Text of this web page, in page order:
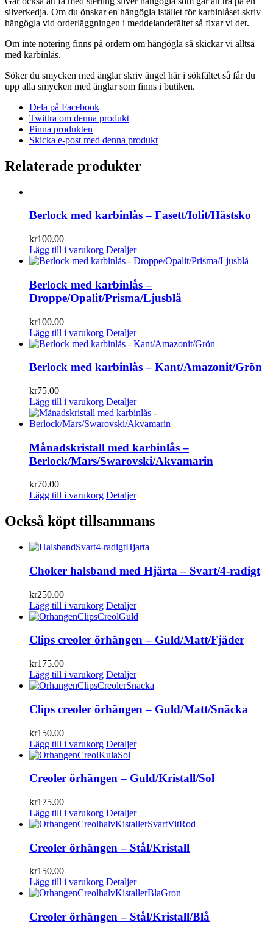
silverkedja. Om du önskar en hängögla istället för karbinlåset skriv
hängögla vid orderläggningen i meddelandefältet så fixar vi det.
Om inte notering finns på ordern om hängögla så skickar vi alltså
med karbinlås.
Söker du smycken med änglar skriv ängel här i sökfältet så får du
upp alla smycken med änglar som finns i butiken.
Dela på Facebook
Twittra om denna produkt
Pinna produkten
Skicka e-post med denna produkt
Relaterade produkter
Berlock med karbinlås – Fasett/Iolit/Hästsko
kr100.00
Lägg till i varukorg Detaljer
Berlock med karbinlås –
Droppe/Opalit/Prisma/Ljusblå
kr100.00
Lägg till i varukorg Detaljer
Berlock med karbinlås – Kant/Amazonit/Grön
kr75.00
Lägg till i varukorg Detaljer
Månadskristall med karbinlås –
Berlock/Mars/Swarovski/Akvamarin
kr70.00
Lägg till i varukorg Detaljer
Också köpt tillsammans
Choker halsband med Hjärta – Svart/4-radigt
kr250.00
Lägg till i varukorg Detaljer
Clips creoler örhängen – Guld/Matt/Fjäder
kr175.00
Lägg till i varukorg Detaljer
Clips creoler örhängen – Guld/Matt/Snäcka
kr150.00
Lägg till i varukorg Detaljer
Creoler örhängen – Guld/Kristall/Sol
kr175.00
Lägg till i varukorg Detaljer
Creoler örhängen – Stål/Kristall
kr150.00
Lägg till i varukorg Detaljer
Creoler örhängen – Stål/Kristall/Blå